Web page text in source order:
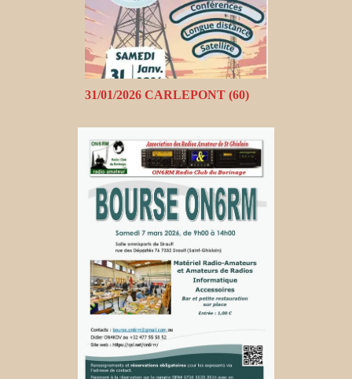
31/01/2026 CARLEPONT (60)